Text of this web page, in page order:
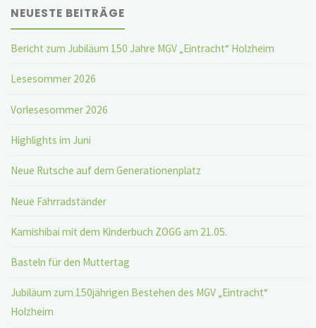
NEUESTE BEITRÄGE
Bericht zum Jubiläum 150 Jahre MGV „Eintracht“ Holzheim
Lesesommer 2026
Vorlesesommer 2026
Highlights im Juni
Neue Rutsche auf dem Generationenplatz
Neue Fahrradständer
Kamishibai mit dem Kinderbuch ZOGG am 21.05.
Basteln für den Muttertag
Jubiläum zum 150jährigen Bestehen des MGV „Eintracht“
Holzheim